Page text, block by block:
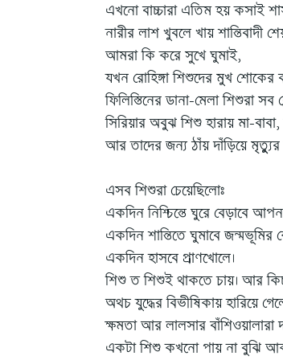
এখনো বাচ্চারা এতিম হয় কসাই
নারীর লাশ খুবলে খায় শান্তিবাদী
আমরা কি করে সুখে ঘুমাই,
যখন রোহিঙ্গা শিশুদের মুখ শোকের
ফিলিস্তিনের ডানা-মেলা শিশুরা সব
সিরিয়ার অবুঝ শিশু হারায় মা-বাবা,
আর তাদের জন্য ঠাঁয় দাঁড়িয়ে
এসব শিশুরা চেয়েছিলোঃ
একদিন নিশ্চিন্তে ঘুরে বেড়াবে
একদিন শান্তিতে ঘুমাবে জন্মভূমির
একদিন হাসবে প্রাণখোলে।
শিশু ত শিশুই থাকতে চায়। আর
অথচ যুদ্ধের বিভীষিকায় হারিয়ে
ক্ষমতা আর লালসার বাঁশিওয়ালারা
একটা শিশু কখনো পায় না বুঝি